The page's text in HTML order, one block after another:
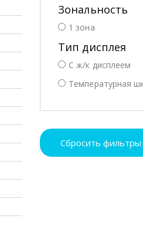
Зональность
1 зона
Тип дисплея
С ж/к дисплеем
Температурная
Сбросить фильтры